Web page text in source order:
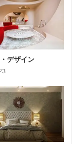
デザイン